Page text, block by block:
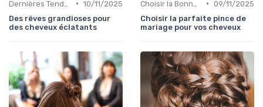
• 10/11/2025
Des rêves grandioses pour
des cheveux éclatants
• 09/11/2025
Choisir la parfaite pince de
mariage pour vos cheveux